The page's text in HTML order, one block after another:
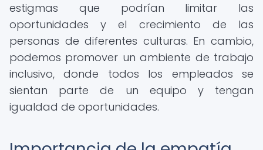
estigmas que podrían limitar las
oportunidades y el crecimiento de las
personas de diferentes culturas. En cambio,
podemos promover un ambiente de trabajo
inclusivo, donde todos los empleados se
sientan parte de un equipo y tengan
igualdad de oportunidades.